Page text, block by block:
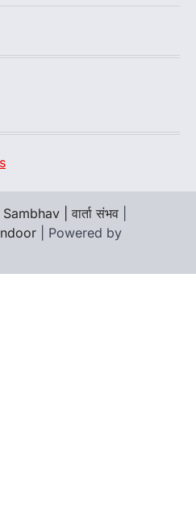
| वार्ता संभव
| Powered by